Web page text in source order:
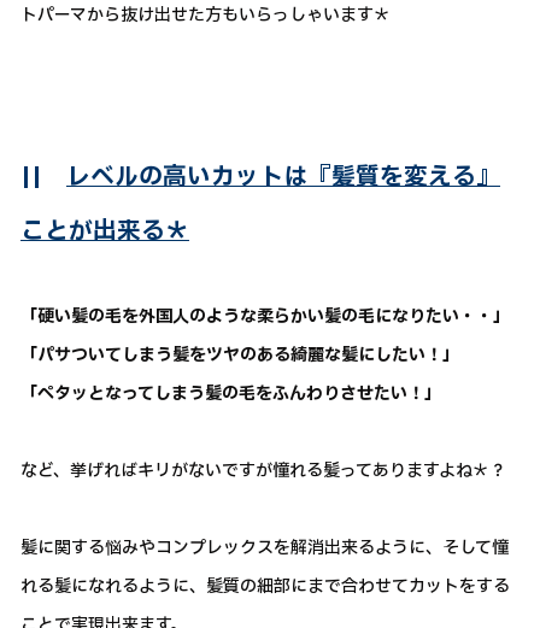
トパーマから抜け出せた方もいらっしゃいます＊
|| レベルの高いカットは『髪質を変える』
ことが出来る＊
「硬い髪の毛を外国人のような柔らかい髪の毛になりたい・・」
「パサついてしまう髪をツヤのある綺麗な髪にしたい！」
「ペタッとなってしまう髪の毛をふんわりさせたい！」
など、挙げればキリがないですが憧れる髪ってありますよね＊？
髪に関する悩みやコンプレックスを解消出来るように、そして憧
れる髪になれるように、髪質の細部にまで合わせてカットをする